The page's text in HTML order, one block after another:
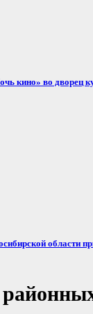
кино» во дворец
области